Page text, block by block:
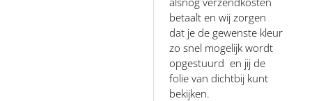
betaalt en wij zorgen
dat je de gewenste kleur
zo snel mogelijk wordt
opgestuurd en jij de
folie van dichtbij kunt
bekijken.